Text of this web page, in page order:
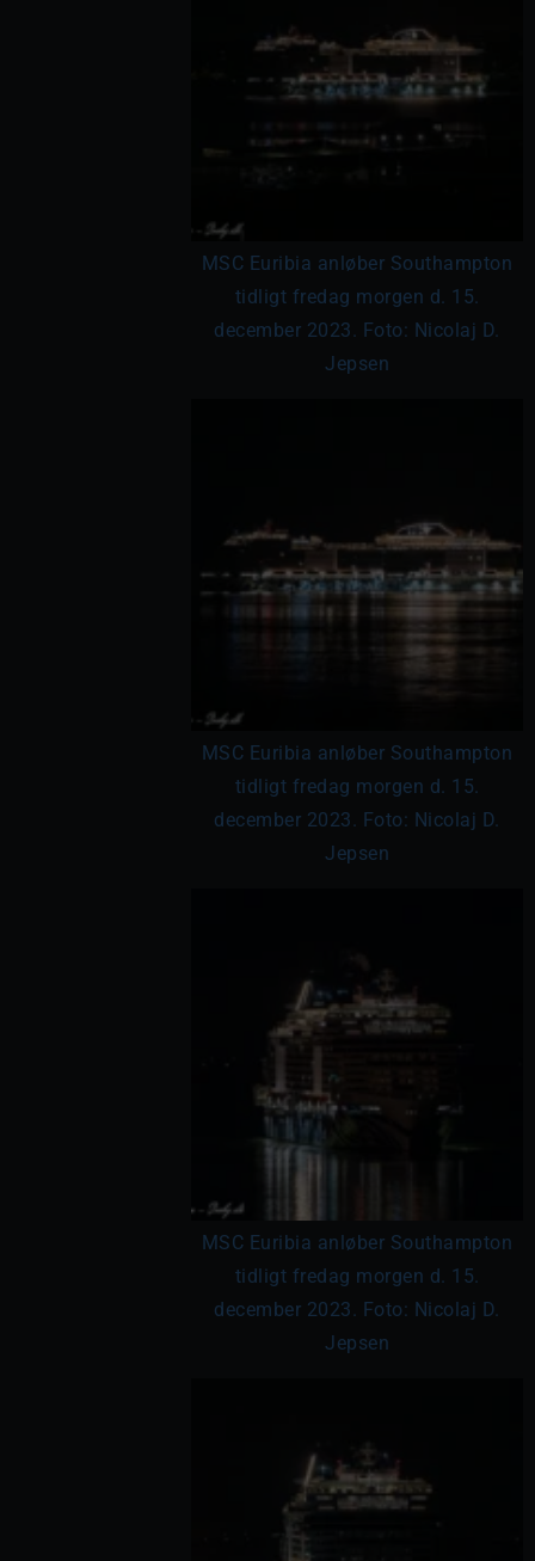
MSC Euribia anløber Southampton
tidligt fredag morgen d. 15.
december 2023. Foto: Nicolaj D.
Jepsen
MSC Euribia anløber Southampton
tidligt fredag morgen d. 15.
december 2023. Foto: Nicolaj D.
Jepsen
MSC Euribia anløber Southampton
tidligt fredag morgen d. 15.
december 2023. Foto: Nicolaj D.
Jepsen